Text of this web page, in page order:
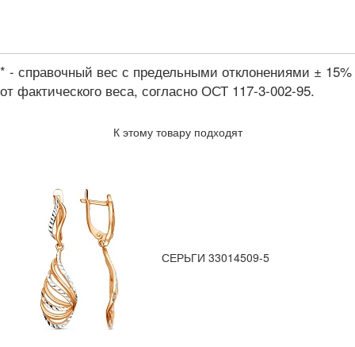
* - справочный вес с предельными отклонениями ± 15%
от фактического веса, согласно ОСТ 117-3-002-95.
К этому товару подходят
СЕРЬГИ 33014509-5